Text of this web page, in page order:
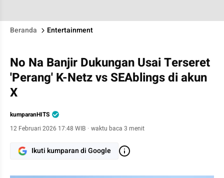
Beranda Entertainment
No Na Banjir Dukungan Usai Terseret
'Perang' K-Netz vs SEAblings di akun
X
kumparanHITS
12 Februari 2026 17:48 WIB · waktu baca 3 menit
Ikuti kumparan di Google